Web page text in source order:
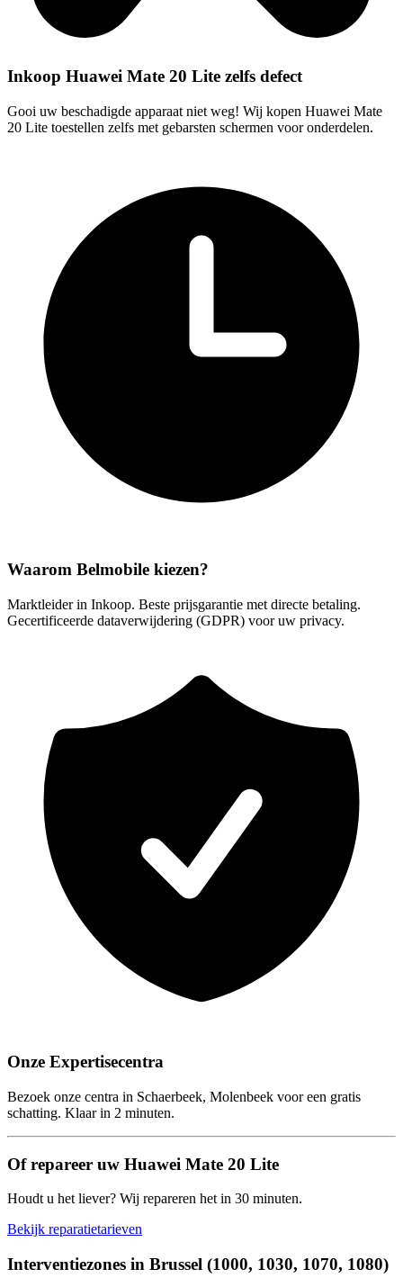
Inkoop Huawei Mate 20 Lite zelfs defect
Gooi uw beschadigde apparaat niet weg! Wij kopen Huawei Mate
20 Lite toestellen zelfs met gebarsten schermen voor onderdelen.
Waarom Belmobile kiezen?
Marktleider in Inkoop. Beste prijsgarantie met directe betaling.
Gecertificeerde dataverwijdering (GDPR) voor uw privacy.
Onze Expertisecentra
Bezoek onze centra in Schaerbeek, Molenbeek voor een gratis
schatting. Klaar in 2 minuten.
Of repareer uw Huawei Mate 20 Lite
Houdt u het liever? Wij repareren het in 30 minuten.
Bekijk reparatietarieven
Interventiezones in Brussel (1000, 1030, 1070, 1080)